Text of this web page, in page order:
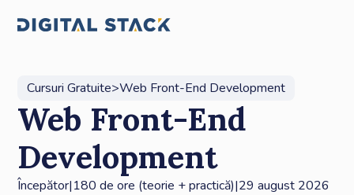
Cursuri Gratuite>Web Front-End Development
Web Front-End
Development
Începător|180 de ore (teorie + practică)|29 august 2026